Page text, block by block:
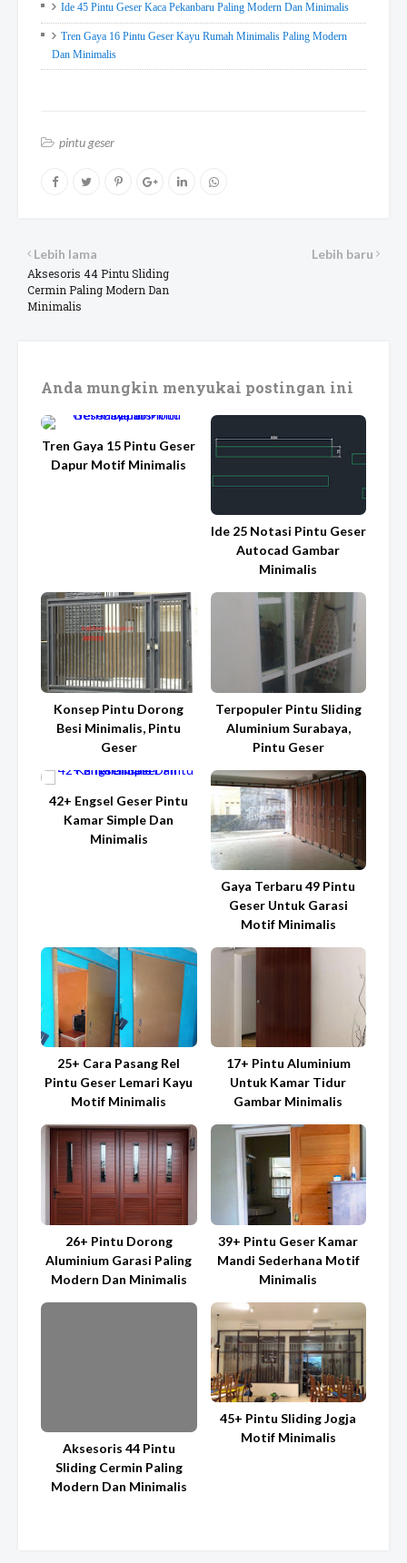
Ide 45 Pintu Geser Kaca Pekanbaru Paling Modern Dan Minimalis
Tren Gaya 16 Pintu Geser Kayu Rumah Minimalis Paling Modern
Dan Minimalis
pintu geser
Lebih baru
Lebih lama
Aksesoris 44 Pintu Sliding
Cermin Paling Modern Dan
Minimalis
Anda mungkin menyukai postingan ini
Tren Gaya 15 Pintu Geser
Dapur Motif Minimalis
Ide 25 Notasi Pintu Geser
Autocad Gambar
Minimalis
Konsep Pintu Dorong
Besi Minimalis, Pintu
Geser
Terpopuler Pintu Sliding
Aluminium Surabaya,
Pintu Geser
42+ Engsel Geser Pintu
Kamar Simple Dan
Minimalis
Gaya Terbaru 49 Pintu
Geser Untuk Garasi
Motif Minimalis
25+ Cara Pasang Rel
Pintu Geser Lemari Kayu
Motif Minimalis
17+ Pintu Aluminium
Untuk Kamar Tidur
Gambar Minimalis
26+ Pintu Dorong
Aluminium Garasi Paling
Modern Dan Minimalis
39+ Pintu Geser Kamar
Mandi Sederhana Motif
Minimalis
Aksesoris 44 Pintu
Sliding Cermin Paling
Modern Dan Minimalis
45+ Pintu Sliding Jogja
Motif Minimalis